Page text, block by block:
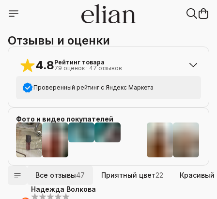
Отзывы и оценки
4.8Рейтинг товара
79 оценок · 47 отзывов
Проверенный рейтинг с Яндекс Маркета
5 звёзд
72
4 звезды
4
3 звезды
1
2 звезды
Фото и видео покупателей
Все отзывы47 Приятный цвет22
Красивый
Надежда Волкова